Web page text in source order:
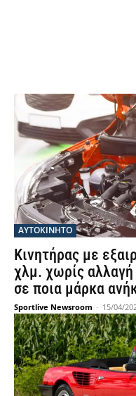
ΑΥΤΟΚΙΝΗΤΟ
Κινητήρας με
χλμ. χωρίς αλλαγή
σε ποια μάρκα
Sportlive Newsroom - 15/04/